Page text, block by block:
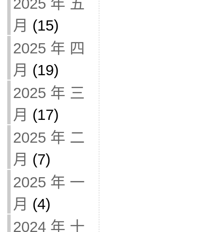
2025 年 五
月 (15)
2025 年 四
月 (19)
2025 年 三
月 (17)
2025 年 二
月 (7)
2025 年 一
月 (4)
2024 年 十